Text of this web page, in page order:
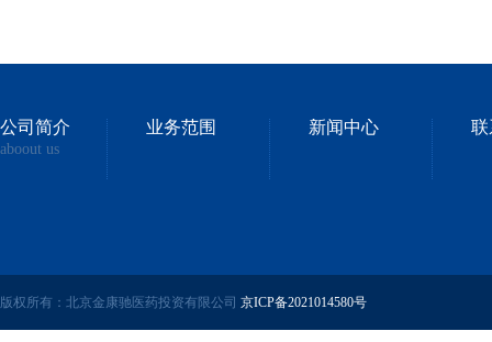
公司简介
aboout us
业务范围 新闻中心 联
版权所有：北京金康驰医药投资有限公司 京ICP备2021014580号